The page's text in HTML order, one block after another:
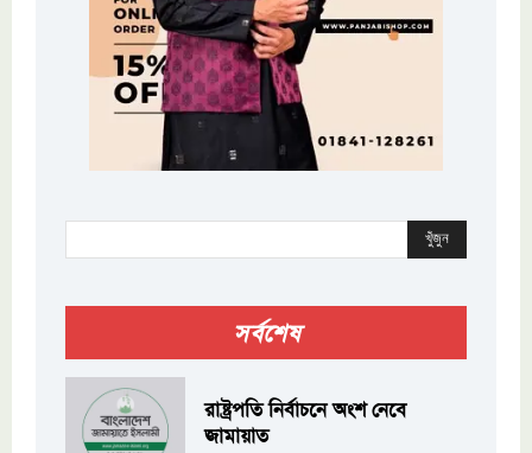
খুঁজুন
সর্বশেষ
রাষ্ট্রপতি নির্বাচনে অংশ নেবে
জামায়াত